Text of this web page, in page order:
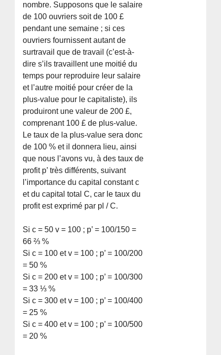
nombre. Supposons que le salaire
de 100 ouvriers soit de 100 £
pendant une semaine ; si ces
ouvriers fournissent autant de
surtravail que de travail (c’est-à-
dire s’ils travaillent une moitié du
temps pour reproduire leur salaire
et l’autre moitié pour créer de la
plus-value pour le capitaliste), ils
produiront une valeur de 200 £,
comprenant 100 £ de plus-value.
Le taux de la plus-value sera donc
de 100 % et il donnera lieu, ainsi
que nous l’avons vu, à des taux de
profit p’ très différents, suivant
l’importance du capital constant c
et du capital total C, car le taux du
profit est exprimé par pl / C.
Si c = 50 v = 100 ; p’ = 100/150 =
66 ⅔ %
Si c = 100 et v = 100 ; p’ = 100/200
= 50 %
Si c = 200 et v = 100 ; p’ = 100/300
= 33 ⅓ %
Si c = 300 et v = 100 ; p’ = 100/400
= 25 %
Si c = 400 et v = 100 ; p’ = 100/500
= 20 %